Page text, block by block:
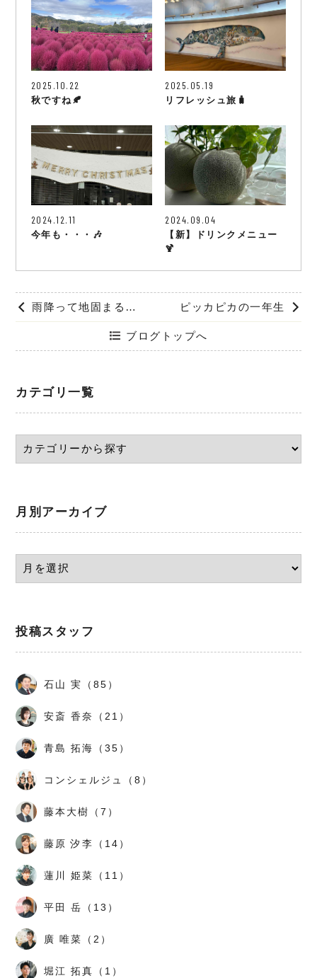
2025.10.22
秋ですね🍂
2025.05.19
リフレッシュ旅🧳
2024.12.11
今年も・・・🎶
2024.09.04
【新】ドリンクメニュー
🍹
雨降って地固まる！雨の日の地鎮祭に隠された、知られざる3つのハッピーな意味 ピッカピカの一年生
ブログトップへ
カテゴリ一覧
月別アーカイブ
投稿スタッフ
石山 実（85）
安斎 香奈（21）
青島 拓海（35）
コンシェルジュ（8）
藤本大樹（7）
藤原 汐李（14）
蓮川 姫菜（11）
平田 岳（13）
廣 唯菜（2）
堀江 拓真（1）